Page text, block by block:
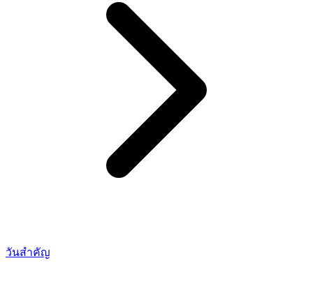
วันสำคัญ